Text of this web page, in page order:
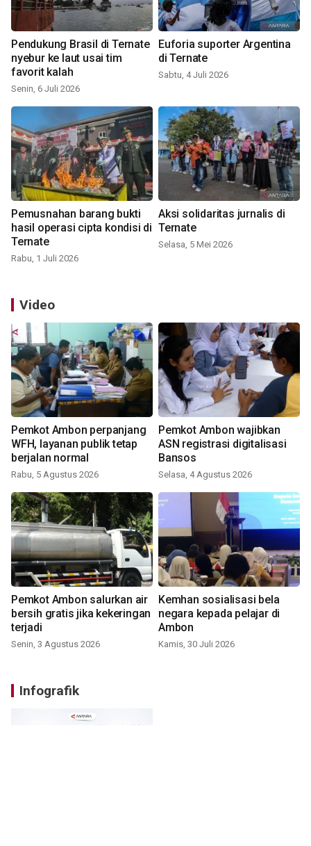
Pendukung Brasil di Ternate
nyebur ke laut usai tim
favorit kalah
Senin, 6 Juli 2026
Euforia suporter Argentina
di Ternate
Sabtu, 4 Juli 2026
Pemusnahan barang bukti
hasil operasi cipta kondisi di
Ternate
Rabu, 1 Juli 2026
Aksi solidaritas jurnalis di
Ternate
Selasa, 5 Mei 2026
Video
Pemkot Ambon perpanjang
WFH, layanan publik tetap
berjalan normal
Rabu, 5 Agustus 2026
Pemkot Ambon wajibkan
ASN registrasi digitalisasi
Bansos
Selasa, 4 Agustus 2026
Pemkot Ambon salurkan air
bersih gratis jika kekeringan
terjadi
Senin, 3 Agustus 2026
Kemhan sosialisasi bela
negara kepada pelajar di
Ambon
Kamis, 30 Juli 2026
Infografik